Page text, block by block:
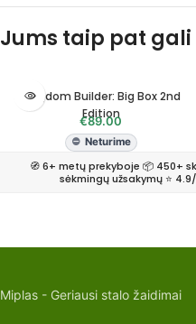
Jums taip pat
Kingdom Builder: Big Box 2nd
Edition
€89.00
Neturime
🧭 6+ metų prekyboje 📦 450+
sėkmingų užsakymų ⭐
Miplas - Geriausi stalo žaidimai